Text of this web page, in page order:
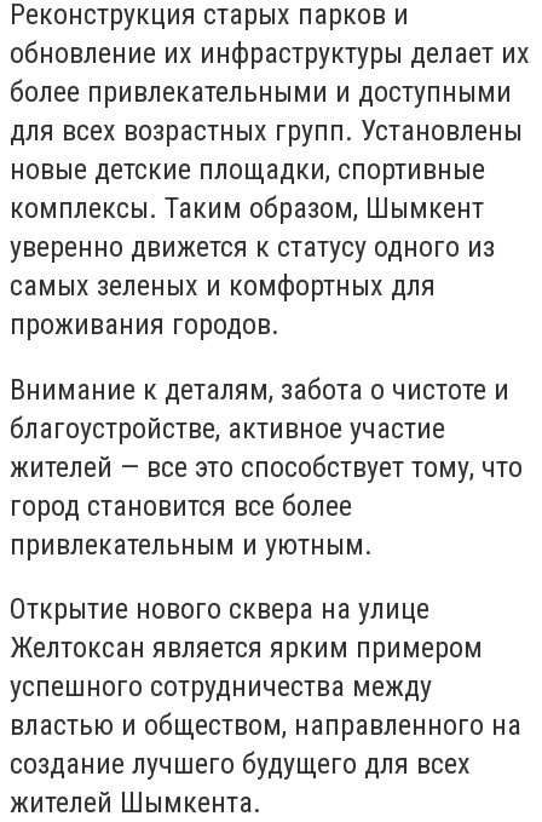
Реконструкция старых парков и
обновление их инфраструктуры делает их
более привлекательными и доступными
для всех возрастных групп. Установлены
новые детские площадки, спортивные
комплексы. Таким образом, Шымкент
уверенно движется к статусу одного из
самых зеленых и комфортных для
проживания городов.
Внимание к деталям, забота о чистоте и
благоустройстве, активное участие
жителей — все это способствует тому, что
город становится все более
привлекательным и уютным.
Открытие нового сквера на улице
Желтоксан является ярким примером
успешного сотрудничества между
властью и обществом, направленного на
создание лучшего будущего для всех
жителей Шымкента.